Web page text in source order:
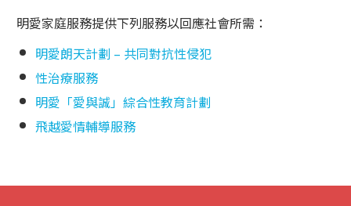
明愛家庭服務提供下列服務以回應社會所需：
明愛朗天計劃 – 共同對抗性侵犯
性治療服務
明愛「愛與誠」綜合性教育計劃
飛越愛情輔導服務